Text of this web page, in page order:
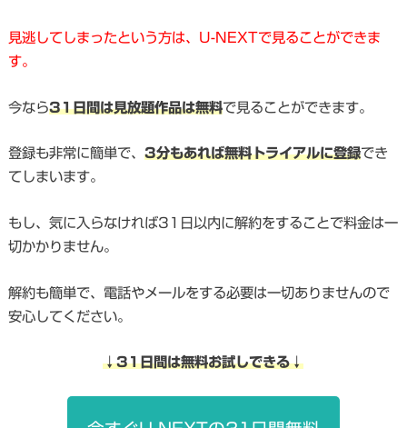
見逃してしまったという方は、U-NEXTで見ることができま
す。
今なら31日間は見放題作品は無料で見ることができます。
登録も非常に簡単で、 3分もあれば無料トライアルに登録でき
てしまいます。
もし、気に入らなければ31日以内に解約をすることで料金は一
切かかりません。
解約も簡単で、電話やメールをする必要は一切ありませんので
安心してください。
↓31日間は無料お試しできる↓